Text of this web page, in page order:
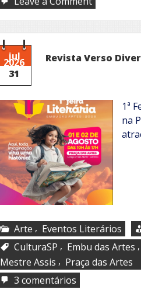
CineCafé de
agosto
jul
2026
31
​Revista Verso
1ª
na
Arte , Eventos Literários
CulturaSP , Embu das Artes ,
Mestre Assis , Praça das Artes
3 comentários